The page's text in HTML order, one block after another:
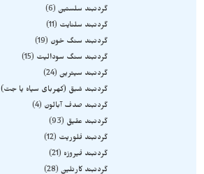
گردنبند سلستین 6
گردنبند سلنایت
11
گردنبند سنگ خون
19
گردنبند سنگ سودالیت
15
گردنبند سیترین 24
گردنبند شبق (کهربای سیاه یا جت)
گردنبند صدف آبالون
4
گردنبند عقیق
93
گردنبند فلوریت
12
گردنبند فیروزه
21
گردنبند کارنلین 28